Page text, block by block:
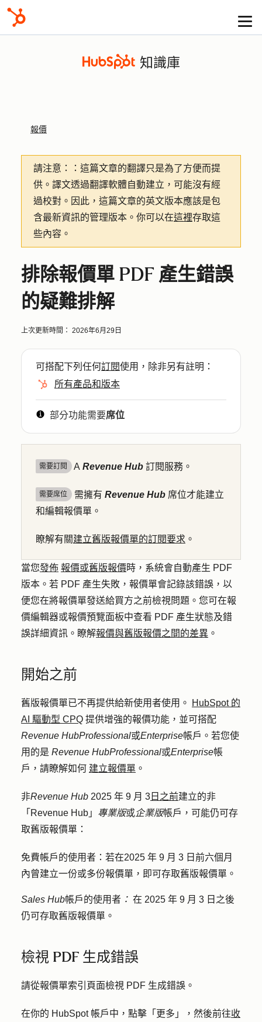
知識庫
報價
請注意：
：這篇文章的翻譯只是為了方便而提
供。譯文透過翻譯軟體自動建立，可能沒有經
過校對。因此，這篇文章的英文版本應該是包
含最新資訊的管理版本。你可以在這裡存取這
些內容。
排除報價單 PDF 產生錯誤
的疑難排解
上次更新時間： 2026年6月29日
可搭配下列任何訂閱使用，除非另有註明：
所有產品和版本
部分功能需要席位
需要訂閱 A Revenue Hub 訂閱服務。
需要席位 需擁有 Revenue Hub 席位才能建立
和編輯報價單。
瞭解有關建立舊版報價單的訂閱要求 。
當您發佈 報價或舊版報價時，系統會自動產生 PDF
版本。若 PDF 產生失敗，報價單會記錄該錯誤，以
便您在將報價單發送給買方之前檢視問題。您可在報
價編輯器或報價預覽面板中查看 PDF 產生狀態及錯
誤詳細資訊。瞭解報價與舊版報價之間的差異 。
開始之前
舊版報價單已不再提供給新使用者使用。
HubSpot 的
AI 驅動型 CPQ 提供增強的報價功能，並可搭配
Revenue HubProfessional或Enterprise帳戶。若您使
用的是 Revenue HubProfessional或Enterprise帳
戶，請瞭解如何 建立報價單 。
非Revenue Hub 2025 年 9 月 3 日之前建立的非
「Revenue Hub」 專業版或企業版帳戶，可能仍可存
取舊版報價單：
免費帳戶的使用者： 若在2025 年 9 月 3 日前六個月
內曾建立一份或多份報價單，即可存取舊版報價單。
Sales Hub帳戶的使用者 ： 在 2025 年 9 月 3 日之後
仍可存取舊版報價單。
檢視 PDF 生成錯誤
請從報價單索引頁面檢視 PDF 生成錯誤。
在你的 HubSpot 帳戶中，點擊 「更多」 ，然後前往收